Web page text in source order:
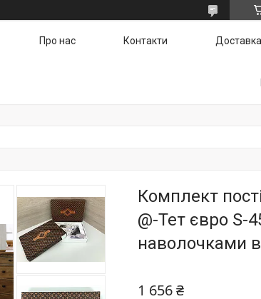
Про нас Контакти
Комплект
@-Тет євро S-
наволочками
1 656 ₴